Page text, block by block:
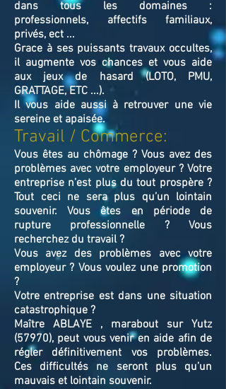
dans tous les domaines :
professionnels, affectifs familiaux,
privés, ect ...
Grace à ses puissants travaux occultes,
il augmente vos chances et vous aide
aux jeux de hasard (LOTO, PMU,
GRATTAGE, ETC ...).
Il vous aide aussi à retrouver une vie
sereine et apaisée.
Travail / Commerce:
Vous êtes au chômage ? Vous avez des
problèmes avec votre employeur ? Votre
entreprise n’est plus du tout prospère ?
Tout ceci ne sera plus qu’un lointain
souvenir. Vous êtes en période de
rupture professionnelle ? Vous
recherchez du travail ?
Vous avez des problèmes avec votre
employeur ? Vous voulez une promotion
?
Votre entreprise est dans une situation
catastrophique ?
Maître ABLAYE , marabout sur Yutz
(57970), peut vous venir en aide afin de
régler définitivement vos problèmes.
Ces difficultés ne seront plus qu’un
mauvais et lointain souvenir.